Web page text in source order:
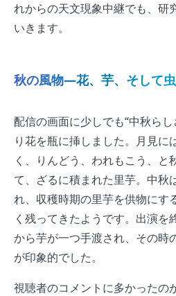
れからの天文現象中継でも、研
いきます。
秋の風物—花、芋、そして
配信の画面に少しでも“中秋ら
り花を瓶に挿しました。月見に
く、りんどう、われもこう、と
て、ざるに積まれた里芋。中秋
れ、収穫時期の里芋を供物にす
く残ってきたようです。出演を
から芋が一つ手渡され、その時
が印象的でした。
視聴者のコメントに多かったの